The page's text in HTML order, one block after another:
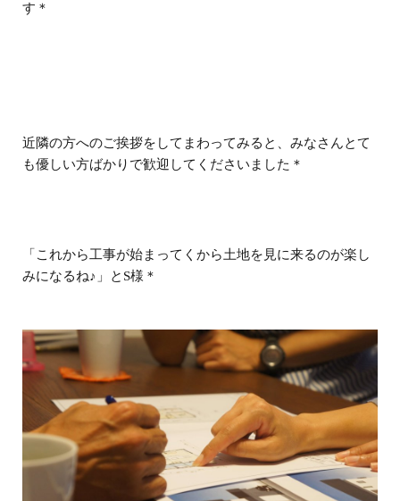
す＊
近隣の方へのご挨拶をしてまわってみると、みなさんとて
も優しい方ばかりで歓迎してくださいました＊
「これから工事が始まってくから土地を見に来るのが楽し
みになるね♪」とS様＊